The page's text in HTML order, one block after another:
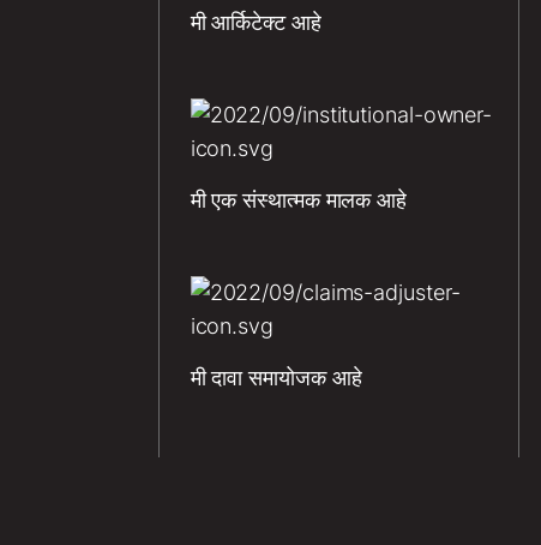
मी आर्किटेक्ट आहे
मी एक संस्थात्मक मालक आहे
मी दावा समायोजक आहे